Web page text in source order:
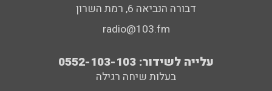
דבורה הנביאה 6, רמת השרון
radio@103.fm
עלייה לשידור: 0552-103-103
בעלות שיחה רגילה